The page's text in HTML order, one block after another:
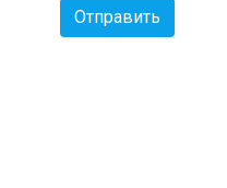
Отправить